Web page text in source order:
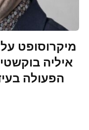
איליה
הפעולה